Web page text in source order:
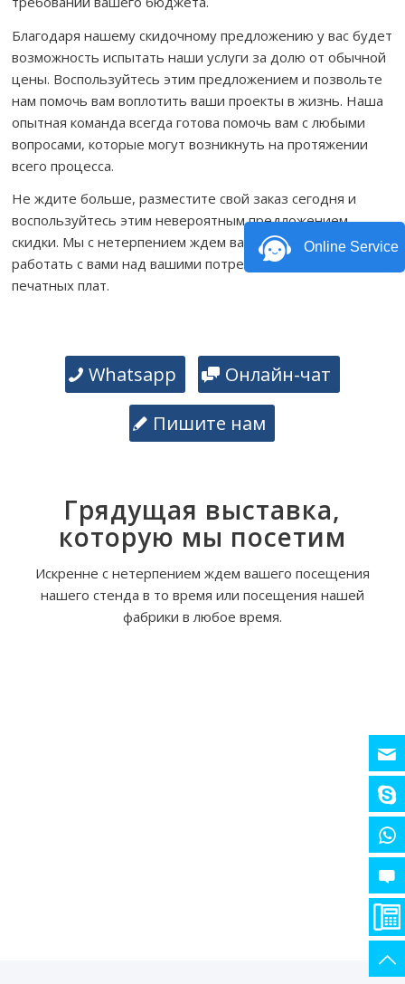
Благодаря нашему скидочному предложению у вас будет
возможность испытать наши услуги за долю от обычной
цены. Воспользуйтесь этим предложением и позвольте
нам помочь вам воплотить ваши проекты в жизнь. Наша
опытная команда всегда готова помочь вам с любыми
вопросами, которые могут возникнуть на протяжении
всего процесса.
Не ждите больше, разместите свой заказ сегодня и
воспользуйтесь этим невероятным предложением
скидки. Мы с нетерпением ждем вашего ответа и будем
работать с вами над вашими потребностями в сборке
печатных плат.
Whatsapp
Онлайн-чат
Пишите нам
Грядущая выставка,
которую мы посетим
Искренне с нетерпением ждем вашего посещения
нашего стенда в то время или посещения нашей
фабрики в любое время.
Online Service